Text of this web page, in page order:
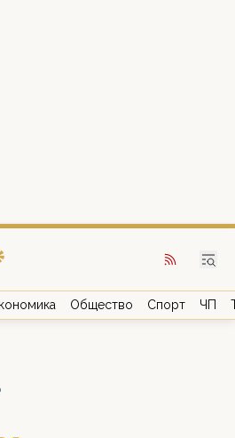
Общество Спорт ЧП